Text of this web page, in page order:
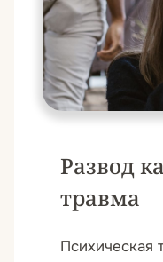
Развод
травма
Психическая